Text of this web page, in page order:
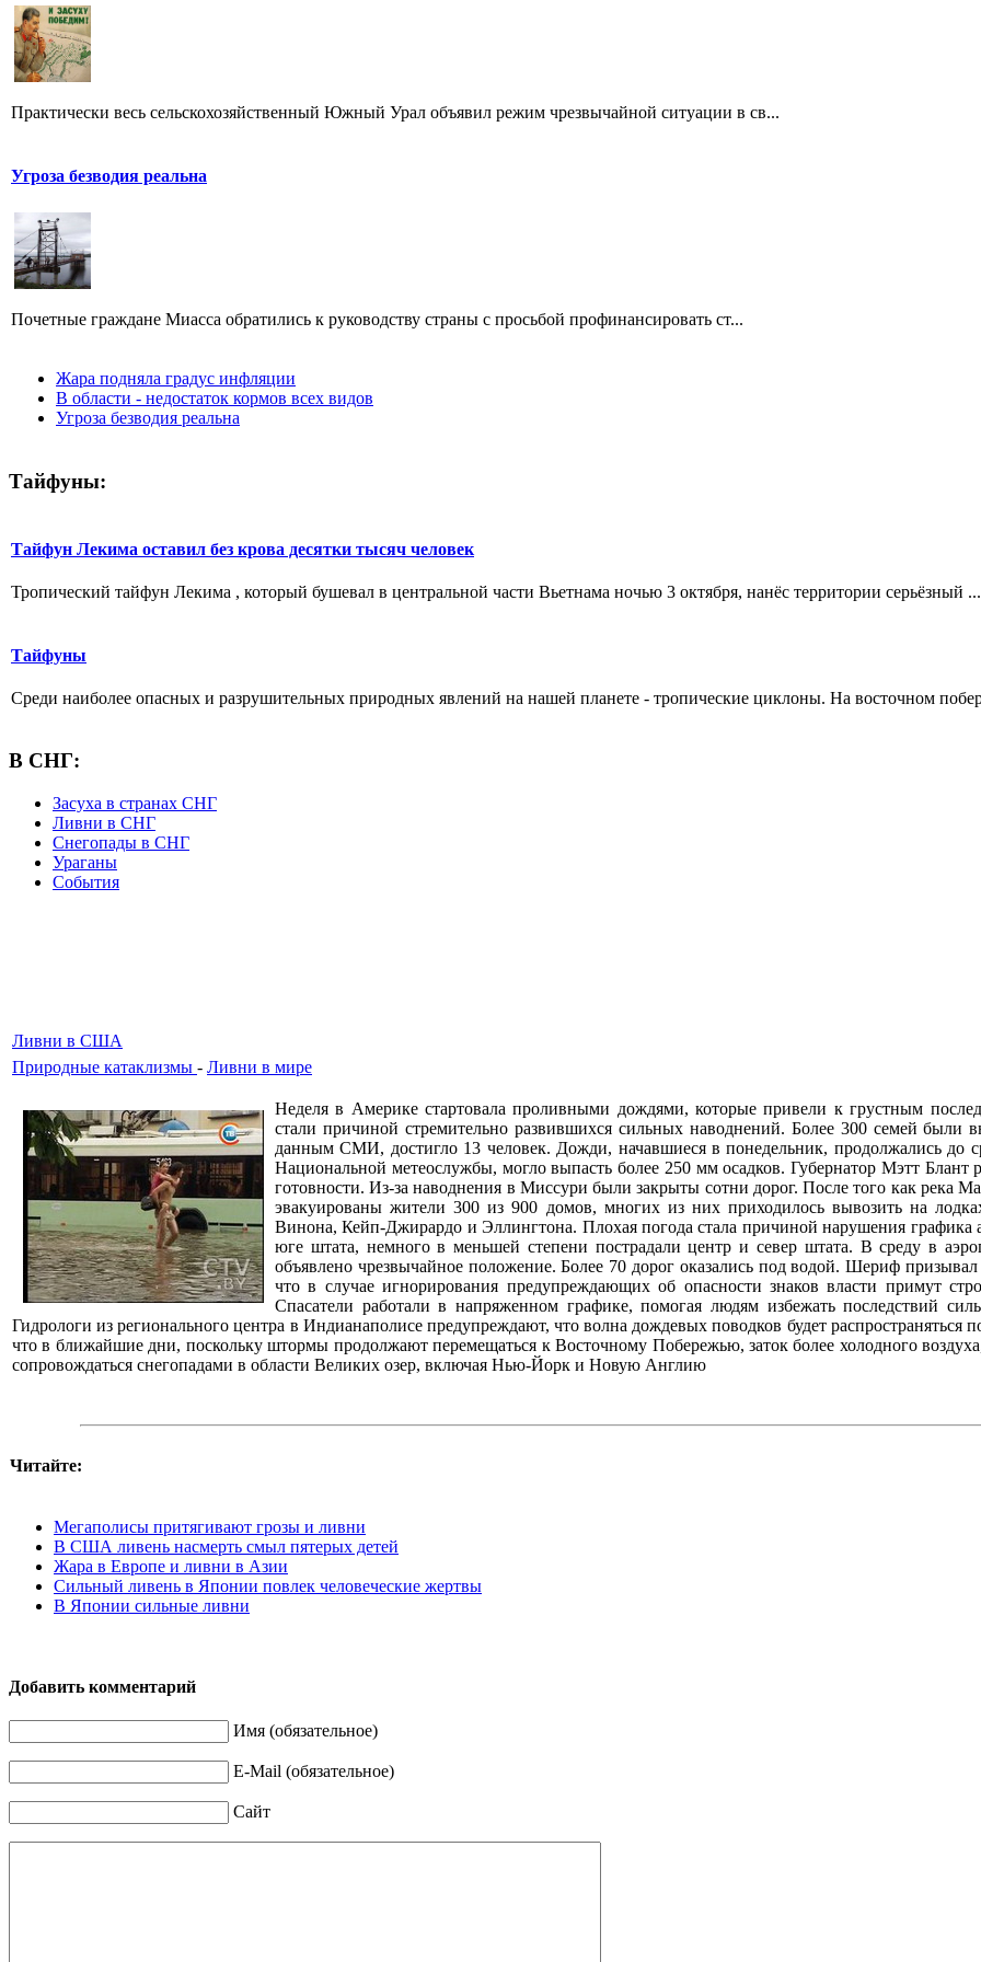
Практически весь сельскохозяйственный Южный Урал объявил режим чрезвычайной ситуации в св...
Угроза безводия реальна
Почетные граждане Миасса обратились к руководству страны с просьбой профинансировать ст...
Жара подняла градус инфляции
В области - недостаток кормов всех видов
Угроза безводия реальна
Тайфуны:
Тайфун Лекима оставил без крова десятки тысяч человек
Тропический тайфун Лекима , который бушевал в центральной части Вьетнама ночью 3 октября, нанёс территории серьёзный ...
Тайфуны
Среди наиболее опасных и разрушительных природных явлений на нашей планете - тропические циклоны. На восточном
В СНГ:
Засуха в странах СНГ
Ливни в СНГ
Снегопады в СНГ
Ураганы
События
Ливни в США
Природные катаклизмы - Ливни в мире
Неделя в Америке стартовала проливными дождями, которые привели к грустным
стали причиной стремительно развившихся сильных наводнений. Более 300 семей
данным СМИ, достигло 13 человек. Дожди, начавшиеся в понедельник, продолжались до
Национальной метеослужбы, могло выпасть более 250 мм осадков. Губернатор Мэтт
готовности. Из-за наводнения в Миссури были закрыты сотни дорог. После того как река
эвакуированы жители 300 из 900 домов, многих из них приходилось вывозить на
Винона, Кейп-Джирардо и Эллингтона. Плохая погода стала причиной нарушения
юге штата, немного в меньшей степени пострадали центр и север штата. В среду в
объявлено чрезвычайное положение. Более 70 дорог оказались под водой. Шериф
что в случае игнорирования предупреждающих об опасности знаков власти примут
Спасатели работали в напряженном графике, помогая людям избежать последствий
Гидрологи из регионального центра в Индианаполисе предупреждают, что волна дождевых поводков будет
что в ближайшие дни, поскольку штормы продолжают перемещаться к Восточному Побережью, заток более холодного
сопровождаться снегопадами в области Великих озер, включая Нью-Йорк и Новую Англию
Читайте:
Мегаполисы притягивают грозы и ливни
В США ливень насмерть смыл пятерых детей
Жара в Европе и ливни в Азии
Сильный ливень в Японии повлек человеческие жертвы
В Японии сильные ливни
Добавить комментарий
Имя (обязательное)
E-Mail (обязательное)
Сайт